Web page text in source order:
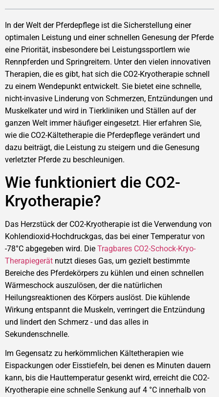
In der Welt der Pferdepflege ist die Sicherstellung einer
optimalen Leistung und einer schnellen Genesung der Pferde
eine Priorität, insbesondere bei Leistungssportlern wie
Rennpferden und Springreitern. Unter den vielen innovativen
Therapien, die es gibt, hat sich die CO2-Kryotherapie schnell
zu einem Wendepunkt entwickelt. Sie bietet eine schnelle,
nicht-invasive Linderung von Schmerzen, Entzündungen und
Muskelkater und wird in Tierkliniken und Ställen auf der
ganzen Welt immer häufiger eingesetzt. Hier erfahren Sie,
wie die CO2-Kältetherapie die Pferdepflege verändert und
dazu beiträgt, die Leistung zu steigern und die Genesung
verletzter Pferde zu beschleunigen.
Wie funktioniert die CO2-
Kryotherapie?
Das Herzstück der CO2-Kryotherapie ist die Verwendung von
Kohlendioxid-Hochdruckgas, das bei einer Temperatur von
-78°C abgegeben wird. Die Tragbares CO2-Schock-Kryo-
Therapiegerät nutzt dieses Gas, um gezielt bestimmte
Bereiche des Pferdekörpers zu kühlen und einen schnellen
Wärmeschock auszulösen, der die natürlichen
Heilungsreaktionen des Körpers auslöst. Die kühlende
Wirkung entspannt die Muskeln, verringert die Entzündung
und lindert den Schmerz - und das alles in
Sekundenschnelle.
Im Gegensatz zu herkömmlichen Kältetherapien wie
Eispackungen oder Eisstiefeln, bei denen es Minuten dauern
kann, bis die Hauttemperatur gesenkt wird, erreicht die CO2-
Kryotherapie eine schnelle Senkung auf 4 °C innerhalb von